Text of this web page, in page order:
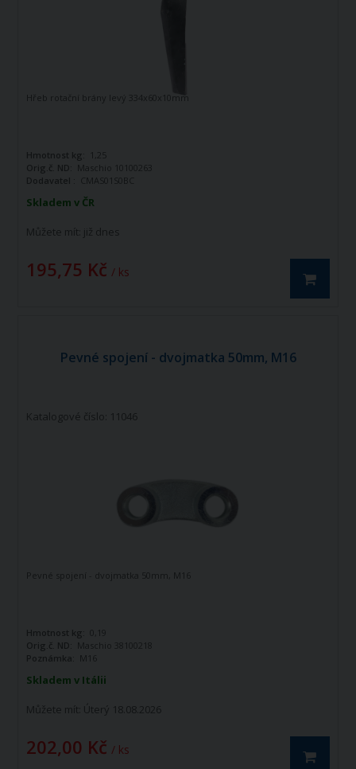
Skladem v ČR
Můžete mít: již dnes
195,75 Kč / ks
Hřeb rotační brány levý 334x60x10mm
Hmotnost kg:
1,25
Orig.č. ND: Maschio 10100263
Dodavatel :
CMAS01S0BC
Pevné spojení - dvojmatka 50mm, M16
Katalogové číslo: 11046
Skladem v Itálii
Můžete mít: Úterý 18.08.2026
202,00 Kč / ks
Pevné spojení - dvojmatka 50mm, M16
Hmotnost kg:
0,19
Orig.č. ND: Maschio 38100218
Poznámka: M16